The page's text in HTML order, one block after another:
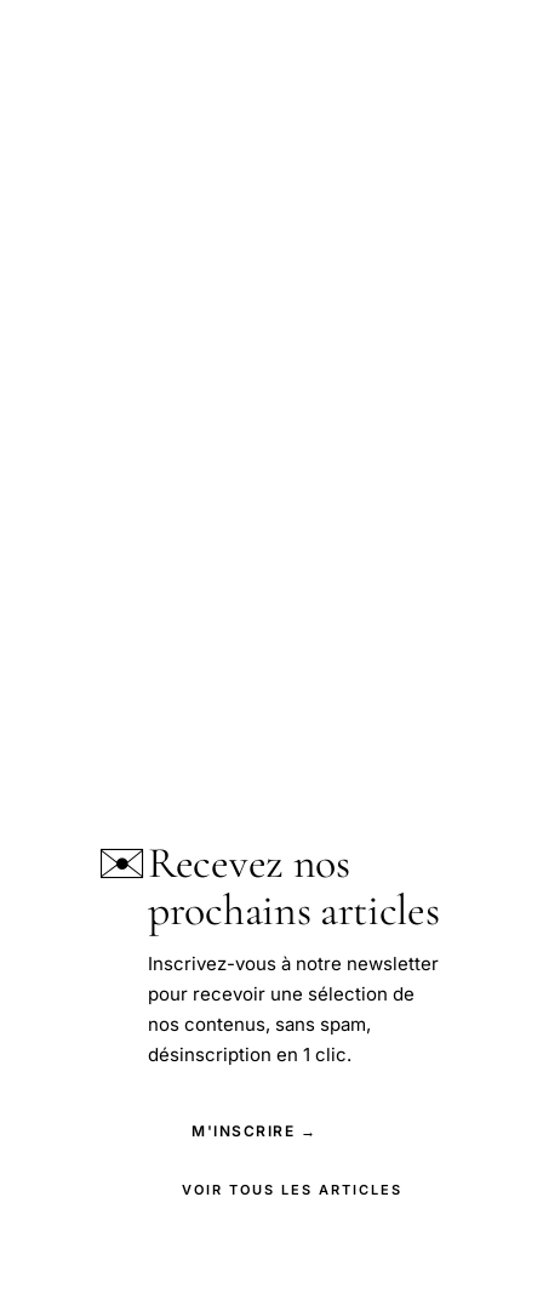
✉️Recevez nos
prochains articles
Inscrivez-vous à notre newsletter
pour recevoir une sélection de
nos contenus, sans spam,
désinscription en 1 clic.
M'INSCRIRE →
VOIR TOUS LES ARTICLES